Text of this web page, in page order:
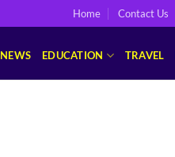
Home Contact Us
EDUCATION TRAVEL